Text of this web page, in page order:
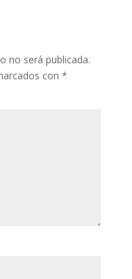
no será publicada.
con *